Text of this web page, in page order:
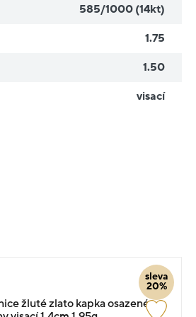
585/1000 (14kt)
1.75
1.50
visací
sleva
20%
žluté zlato kapka osazené